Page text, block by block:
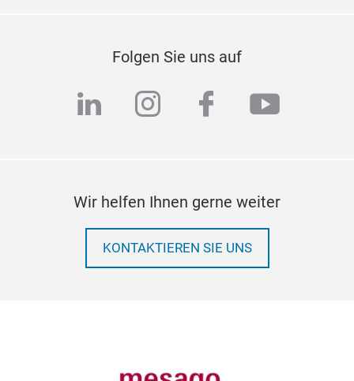
Folgen Sie uns auf
linkedininstagram
facebook
Wir helfen Ihnen gerne weiter
KONTAKTIEREN SIE UNS